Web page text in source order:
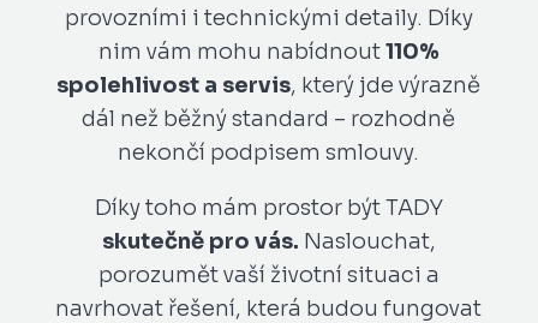
provozními i technickými detaily. Díky
nim vám mohu nabídnout110%
spolehlivost a servis, který jde výrazně
dál než běžný standard – rozhodně
nekončí podpisem smlouvy.
Díky toho mám prostor být TADY
skutečně pro vás. Naslouchat,
porozumět vaší životní situaci a
navrhovat řešení, která budou fungovat